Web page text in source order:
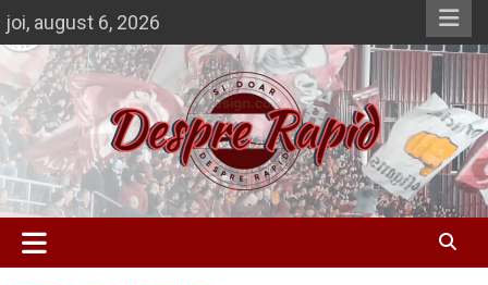
to
content
joi, august 6, 2026
Despre Rapid
Si doar … despre Rapid